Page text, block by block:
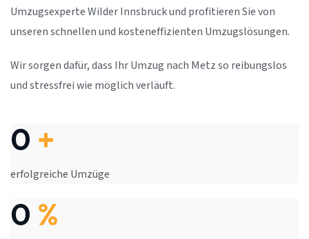
Umzugsexperte Wilder Innsbruck und profitieren Sie von
unseren schnellen und kosteneffizienten Umzugslösungen.
Wir sorgen dafür, dass Ihr Umzug nach Metz so reibungslos
und stressfrei wie möglich verläuft.
0 +
erfolgreiche Umzüge
0 %